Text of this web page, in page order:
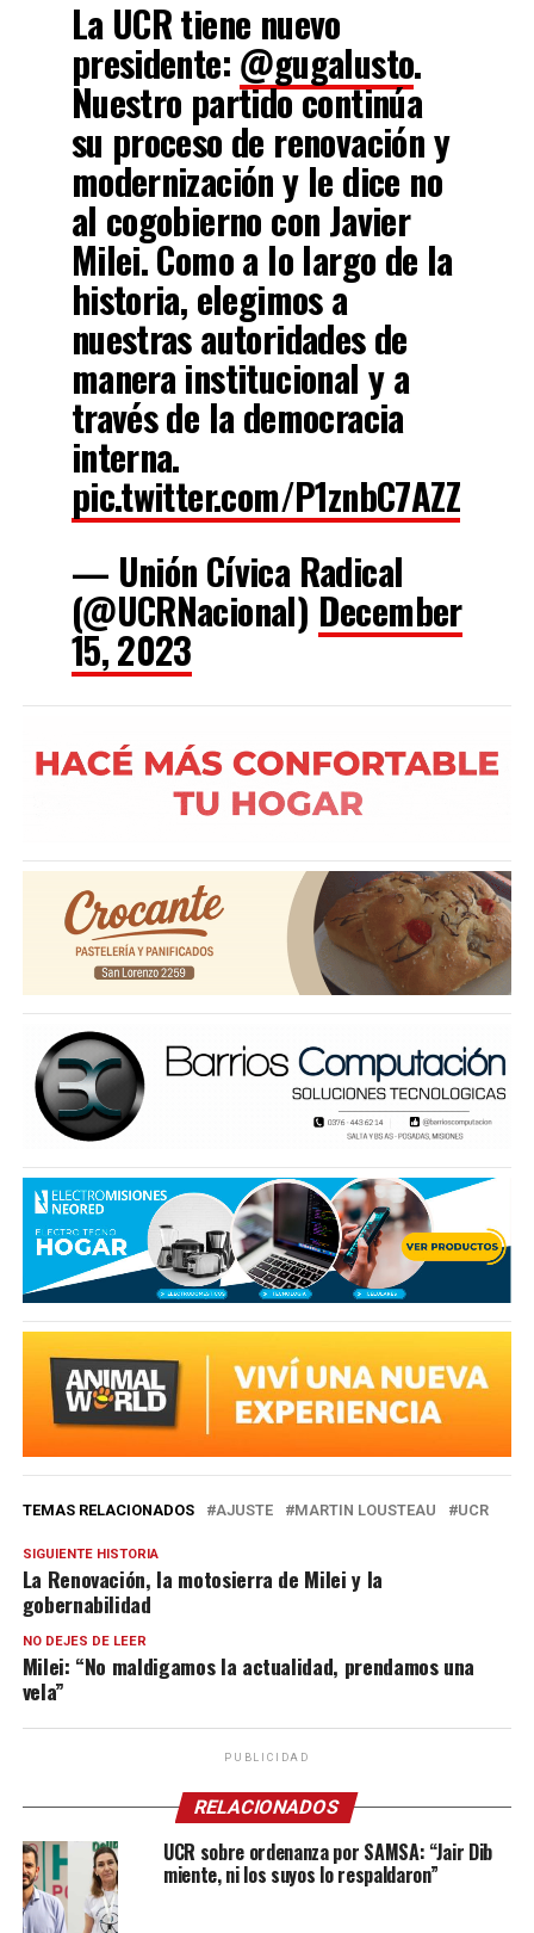
La UCR tiene nuevo
presidente: @gugalusto.
Nuestro partido continúa
su proceso de renovación y
modernización y le dice no
al cogobierno con Javier
Milei. Como a lo largo de la
historia, elegimos a
nuestras autoridades de
manera institucional y a
través de la democracia
interna.
pic.twitter.com/P1znbC7AZZ
— Unión Cívica Radical
(@UCRNacional) December
15, 2023
TEMAS RELACIONADOS AJUSTE MARTIN LOUSTEAU UCR
SIGUIENTE HISTORIA
La Renovación, la motosierra de Milei y la
gobernabilidad
NO DEJES DE LEER
Milei: “No maldigamos la actualidad, prendamos una
vela”
PUBLICIDAD
RELACIONADOS
UCR sobre ordenanza por SAMSA: “Jair Dib
miente, ni los suyos lo respaldaron”